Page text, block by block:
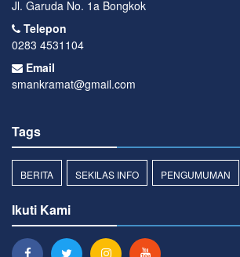
Jl. Garuda No. 1a Bongkok
Telepon
0283 4531104
Email
smankramat@gmail.com
Tags
BERITA SEKILAS INFO PENGUMUMAN
Ikuti Kami